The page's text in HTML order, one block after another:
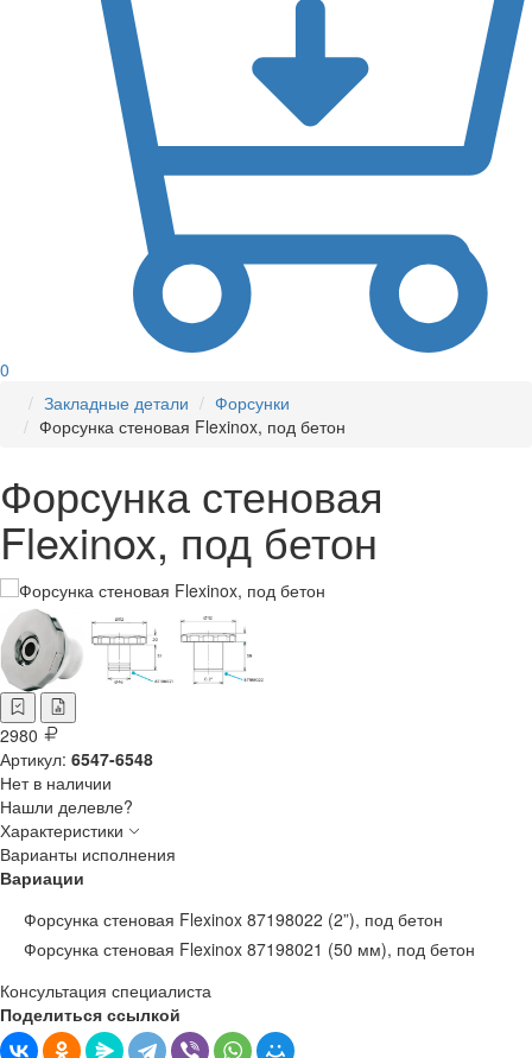
0
Закладные детали
Форсунки
Форсунка стеновая Flexinox, под бетон
Форсунка стеновая
Flexinox, под бетон
2980
Артикул: 6547-6548
Нет в наличии
Нашли делевле?
Характеристики
Варианты исполнения
Вариации
Форсунка стеновая Flexinox 87198022 (2”), под бетон
Форсунка стеновая Flexinox 87198021 (50 мм), под бетон
Консультация специалиста
Поделиться ссылкой